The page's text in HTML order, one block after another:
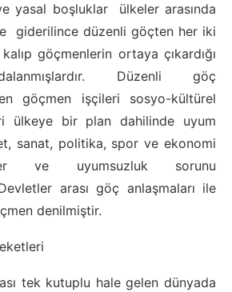
yasal boşluklar ülkeler arasında
giderilince düzenli göçten her iki
göçmenlerin ortaya çıkardığı
Düzenli göç
göçmen işçileri sosyo-kültürel
ülkeye bir plan dahilinde uyum
sanat, politika, spor ve ekonomi
ve uyumsuzluk sorunu
arası göç anlaşmaları ile
denilmiştir.
tek kutuplu hale gelen dünyada